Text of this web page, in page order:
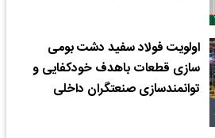
اولویت فولاد سفید دشت بومی
سازی قطعات باهدف خودکفایی و
توانمندسازی صنعتگران داخلی